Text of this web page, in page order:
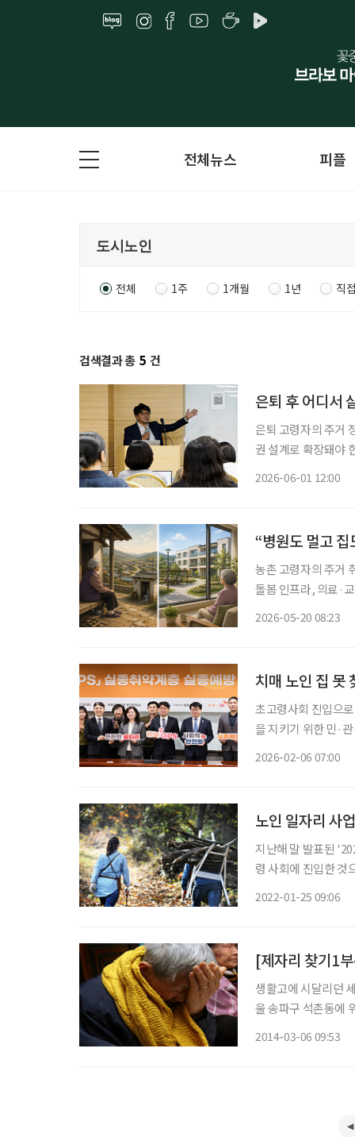
전체뉴스 피플
전체 1주 1개월 1년 직
검색결과 총 5 건
은퇴 후 어디서
은퇴 고령자의 주거
권 설계로 확장돼야
2026-06-01 12:00
“병원도 멀고
농촌 고령자의 주거
돌봄 인프라, 의료·
2026-05-20 08:23
치매 노인 집 못
초고령사회 진입으
을 지키기 위한 민·
2026-02-06 07:00
노인 일자리 사
지난해 말 발표된
령 사회에 진입한 것
2022-01-25 09:06
생활고에 시달리던
울 송파구 석촌동에
2014-03-06 09:53